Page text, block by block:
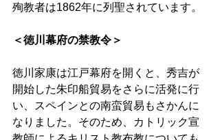
殉教者は1862年に列聖されています。
＜徳川幕府の禁教令＞
徳川家康は江戸幕府を開くと、秀吉が
開始した朱印船貿易をさらに活発に行
い、スペインとの南蛮貿易もさかんに
なりました。そのため、カトリック宣